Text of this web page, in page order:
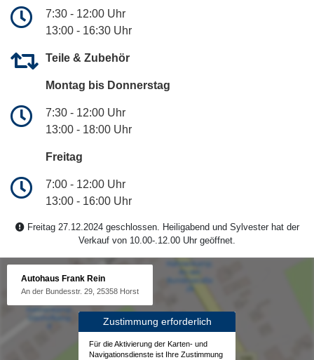
7:30 - 12:00 Uhr
13:00 - 16:30 Uhr
Teile & Zubehör
Montag bis Donnerstag
7:30 - 12:00 Uhr
13:00 - 18:00 Uhr
Freitag
7:00 - 12:00 Uhr
13:00 - 16:00 Uhr
Freitag 27.12.2024 geschlossen. Heiligabend und Sylvester hat der
Verkauf von 10.00-.12.00 Uhr geöffnet.
Autohaus Frank Rein
An der Bundesstr. 29, 25358 Horst
Zustimmung erforderlich
Für die Aktivierung der Karten- und
Navigationsdienste ist Ihre Zustimmung